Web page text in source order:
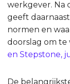
werkgever. Na
geeft
normen en
doorslag om te
en Stepstone,
De